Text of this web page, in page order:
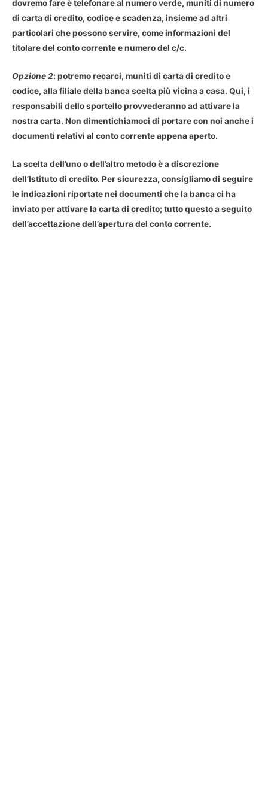
dovremo fare è telefonare al numero verde, muniti di numero
di carta di credito, codice e scadenza, insieme ad altri
particolari che possono servire, come informazioni del
titolare del conto corrente e numero del c/c.
Opzione 2: potremo recarci, muniti di carta di credito e
codice, alla filiale della banca scelta più vicina a casa. Qui, i
responsabili dello sportello provvederanno ad attivare la
nostra carta. Non dimentichiamoci di portare con noi anche i
documenti relativi al conto corrente appena aperto.
La scelta dell’uno o dell’altro metodo è a discrezione
dell’Istituto di credito. Per sicurezza, consigliamo di seguire
le indicazioni riportate nei documenti che la banca ci ha
inviato per attivare la carta di credito; tutto questo a seguito
dell’accettazione dell’apertura del conto corrente.